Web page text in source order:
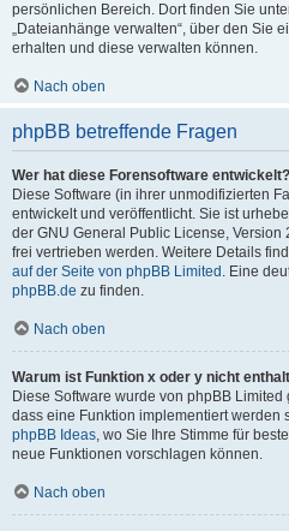
persönlichen Bereich. Dort finden Sie
„Dateianhänge verwalten“, über den Sie
erhalten und diese verwalten können.
Nach oben
phpBB betreffende Fragen
Wer hat diese Forensoftware entwickelt?
Diese Software (in ihrer unmodifizierten
entwickelt und veröffentlicht. Sie ist
der GNU General Public License, Version
frei vertrieben werden. Weitere Details
auf der Seite von phpBB Limited . Eine
phpBB.de zu finden.
Nach oben
Warum ist Funktion x oder y nicht
Diese Software wurde von phpBB
dass eine Funktion implementiert werden
phpBB Ideas, wo Sie Ihre Stimme für
neue Funktionen vorschlagen können.
Nach oben